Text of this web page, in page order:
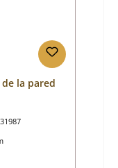
la pared